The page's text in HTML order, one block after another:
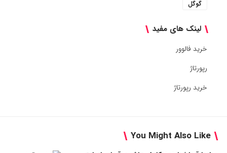
گوگل
لینک های مفید
خرید فالوور
رپورتاژ
خرید رپورتاژ
You Might Also Like